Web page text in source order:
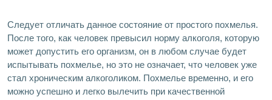
Следует отличать данное состояние от простого похмелья.
После того, как человек превысил норму алкоголя, которую
может допустить его организм, он в любом случае будет
испытывать похмелье, но это не означает, что человек уже
стал хроническим алкоголиком. Похмелье временно, и его
можно успешно и легко вылечить при качественной